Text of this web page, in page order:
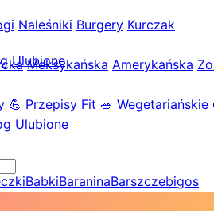
Naleśniki Burgery Kurczak
Meksykańska Amerykańska
💪 Przepisy Fit 🥗 Wegetariańskie
Ulubione
Ulubione
BabkiBaraninaBarszczebigos